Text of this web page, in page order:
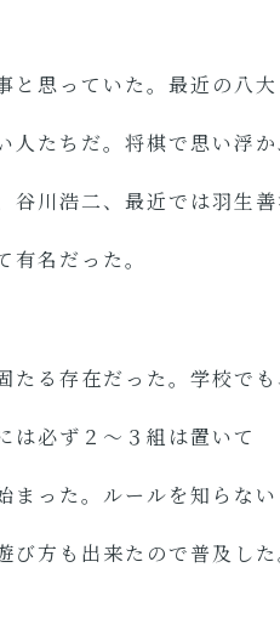
と思っていた。最近の八大
人たちだ。将棋で思い浮
谷川浩二、最近では羽生
名だった。
たる存在だった。学校で
は必ず２～３組は置いて
まった。ルールを知らない
び方も出来たので普及し